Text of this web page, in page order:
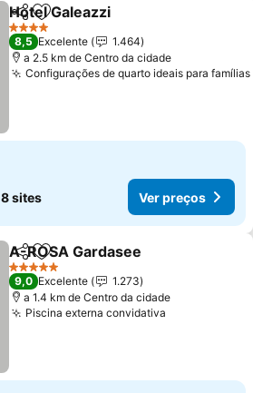
PartilharAdicionar aos favoritos
Hotel Galeazzi
4 Estrelas
8,5 Excelente
1.464
a 2.5 km de Centro da cidade
Configurações de quarto ideais para famílias
8 sites Ver preços
PartilharAdicionar aos favoritos
A-ROSA Gardasee
5 Estrelas
9,0 Excelente
1.273
a 1.4 km de Centro da cidade
Piscina externa convidativa